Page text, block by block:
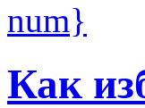
num}
Как